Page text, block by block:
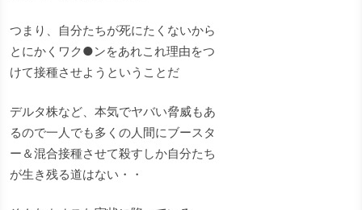
つまり、自分たちが死にたくないから
とにかくワク●ンをあれこれ理由をつ
けて接種させようということだ
デルタ株など、本気でヤバい脅威もあ
るので一人でも多くの人間にブースタ
ー＆混合接種させて殺すしか自分たち
が生き残る道はない・・